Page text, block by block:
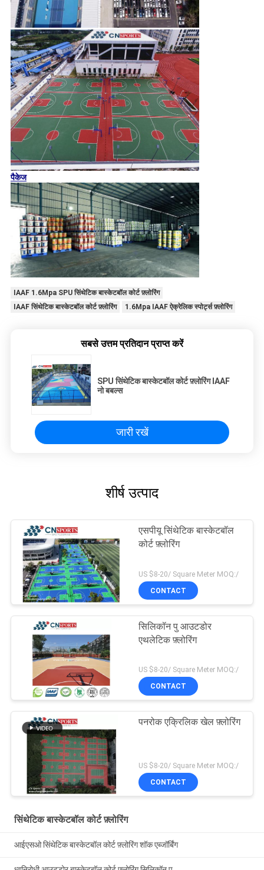
पैकेज
IAAF 1.6Mpa SPU सिंथेटिक बास्केटबॉल कोर्ट फ़्लोरिंग
IAAF सिंथेटिक बास्केटबॉल कोर्ट फ़्लोरिंग
1.6Mpa IAAF ऐक्रेलिक स्पोर्ट्स फ़्लोरिंग
सबसे उत्तम प्रतिदान प्राप्त करें
SPU सिंथेटिक बास्केटबॉल कोर्ट फ़्लोरिंग IAAF
नो बबल्स
जारी रखें
शीर्ष उत्पाद
एसपीयू सिंथेटिक बास्केटबॉल
कोर्ट फ़्लोरिंग
US $8-20/ Square Meter MOQ:/
CONTACT
सिलिकॉन पु आउटडोर
एथलेटिक फ़्लोरिंग
US $8-20/ Square Meter MOQ:/
CONTACT
पनरोक एक्रिलिक खेल फ़्लोरिंग
US $8-20/ Square Meter MOQ:/
CONTACT
सिंथेटिक बास्केटबॉल कोर्ट फ़्लोरिंग
आईएसओ सिंथेटिक बास्केटबॉल कोर्ट फ़्लोरिंग शॉक एब्जॉर्बिंग